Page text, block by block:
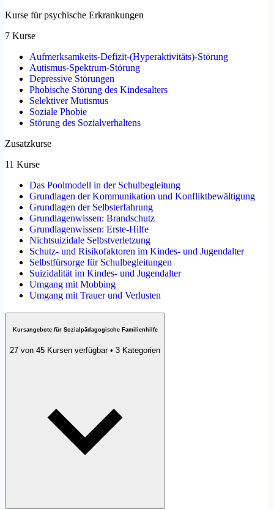
Kurse für psychische Erkrankungen
7 Kurse
Aufmerksamkeits-Defizit-(Hyperaktivitäts)-Störung
Autismus-Spektrum-Störung
Depressive Störungen
Phobische Störung des Kindesalters
Selektiver Mutismus
Soziale Phobie
Störung des Sozialverhaltens
Zusatzkurse
11 Kurse
Das Poolmodell in der Schulbegleitung
Grundlagen der Kommunikation und Konfliktbewältigung
Grundlagen der Selbsterfahrung
Grundlagenwissen: Brandschutz
Grundlagenwissen: Erste-Hilfe
Nichtsuizidale Selbstverletzung
Schutz- und Risikofaktoren im Kindes- und Jugendalter
Selbstfürsorge für Schulbegleitungen
Suizidalität im Kindes- und Jugendalter
Umgang mit Mobbing
Umgang mit Trauer und Verlusten
Kursangebote für Sozialpädagogische Familienhilfe
27 von 45 Kursen verfügbar • 3 Kategorien